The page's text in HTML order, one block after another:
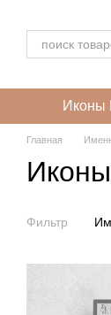
Иконы
Главная
Фильтр